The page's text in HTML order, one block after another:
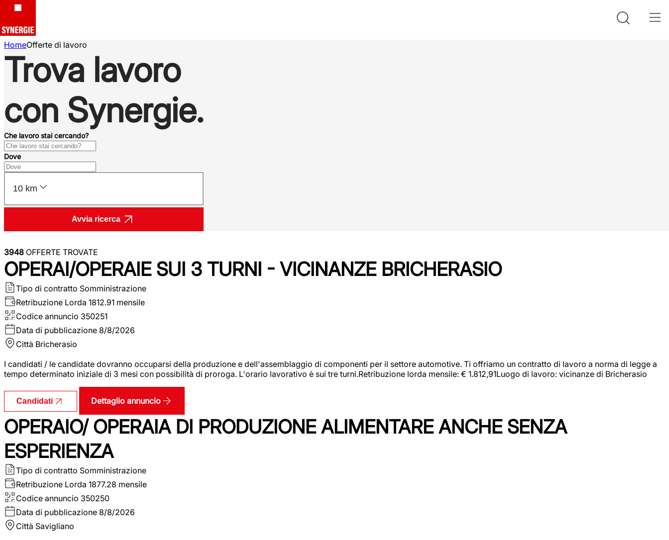
HomeOfferte di lavoro
Trova lavoro
con Synergie.
Che lavoro stai cercando?
Dove
10 km
Avvia ricerca
3948 OFFERTE TROVATE
OPERAI/OPERAIE SUI 3 TURNI - VICINANZE BRICHERASIO
Tipo di contratto Somministrazione
Retribuzione Lorda 1812.91 mensile
Codice annuncio 350251
Data di pubblicazione 8/8/2026
Città Bricherasio
I candidati / le candidate dovranno occuparsi della produzione e dell'assemblaggio di componenti per il settore automotive. Ti offriamo un contratto di lavoro a norma di legge a
tempo determinato iniziale di 3 mesi con possibilità di proroga. L'orario lavorativo è sui tre turni.Retribuzione lorda mensile: € 1.812,91Luogo di lavoro: vicinanze di Bricherasio
Candidati Dettaglio annuncio
OPERAIO/ OPERAIA DI PRODUZIONE ALIMENTARE ANCHE SENZA
ESPERIENZA
Tipo di contratto Somministrazione
Retribuzione Lorda 1877.28 mensile
Codice annuncio 350250
Data di pubblicazione 8/8/2026
Città Savigliano